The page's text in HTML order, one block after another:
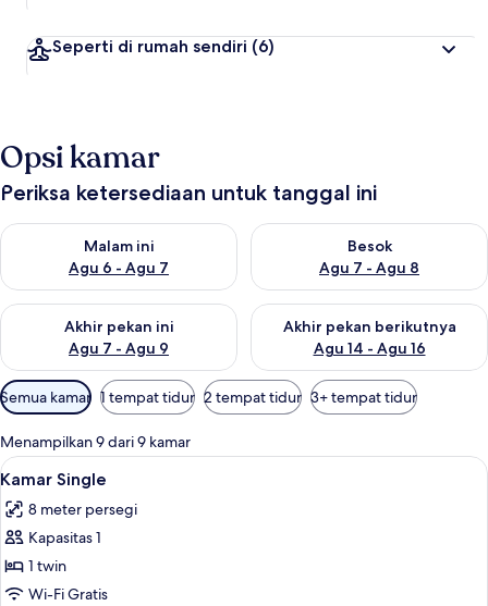
Seperti di rumah sendiri (6)
Opsi kamar
Periksa ketersediaan untuk tanggal ini
Malam ini
Agu 6 - Agu 7
Periksa ketersediaan untuk malam ini Agu 6 - Agu 7
Besok
Agu 7 - Agu 8
Periksa ketersediaan untuk
Akhir pekan ini
Agu 7 - Agu 9
Periksa ketersediaan untuk akhir pekan ini Agu 7 - Agu 9
Akhir pekan berikutnya
Agu 14 - Agu 16
Periksa ketersediaan untuk
Filter
tersedia
untuk
kamar
Semua kamar 1 tempat tidur 2 tempat tidur 3+ tempat tidur
Menampilkan 9 dari 9 kamar
Lihat
semua
foto
untuk
Kamar
Single
Kamar Single | Brankas, meja kerja,
5
Kamar Single
8 meter persegi
Kapasitas 1
1 twin
Wi-Fi Gratis